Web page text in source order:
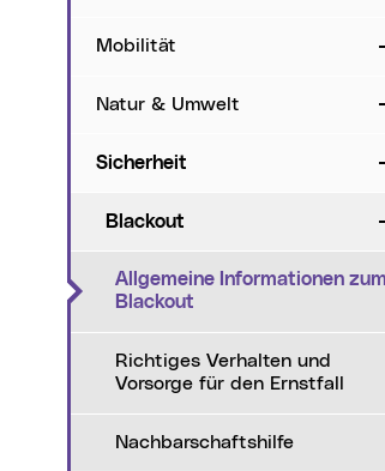
Mobilität
Natur & Umwelt
Sicherheit
Blackout
Allgemeine Informationen zum
Blackout
Richtiges Verhalten und
Vorsorge für den Ernstfall
Nachbarschaftshilfe